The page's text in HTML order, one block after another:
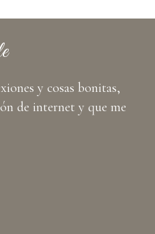
y cosas bonitas,
de internet y que me